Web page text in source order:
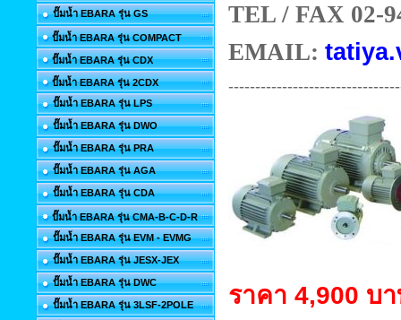
ปั๊มน้ำ EBARA รุ่น GS
ปั๊มน้ำ EBARA รุ่น COMPACT
ปั๊มน้ำ EBARA รุ่น CDX
ปั๊มน้ำ EBARA รุ่น 2CDX
ปั๊มน้ำ EBARA รุ่น LPS
ปั๊มน้ำ EBARA รุ่น DWO
ปั๊มน้ำ EBARA รุ่น PRA
ปั๊มน้ำ EBARA รุ่น AGA
ปั๊มน้ำ EBARA รุ่น CDA
ปั๊มน้ำ EBARA รุ่น CMA-B-C-D-R
ปั๊มน้ำ EBARA รุ่น EVM - EVMG
ปั๊มน้ำ EBARA รุ่น JESX-JEX
ปั๊มน้ำ EBARA รุ่น DWC
ปั๊มน้ำ EBARA รุ่น 3LSF-2POLE
TEL / FAX 02-
EMAIL: tatiya.
ราคา 4,900 บ